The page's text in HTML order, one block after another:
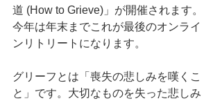
道 (How to Grieve)」が開催されます。
今年は年末までこれが最後のオンライ
ンリトリートになります。
グリーフとは「喪失の悲しみを嘆くこ
と」です。大切なものを失った悲しみ